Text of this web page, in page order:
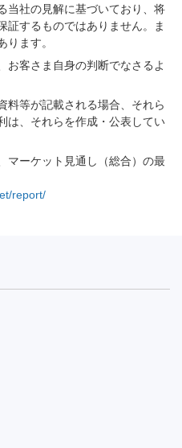
当社の見解に基づいており、将
証するものではありません。ま
ります。
お客さま自身の判断でなさるよ
料等が記載される場合、それら
は、それらを作成・公表してい
マーケット見通し（総合）の最
report/